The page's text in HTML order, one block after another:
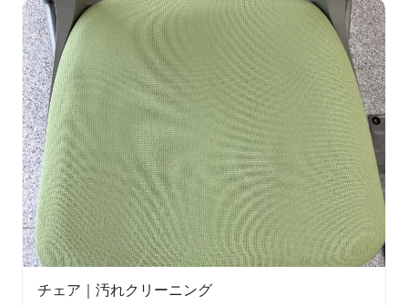
チェア｜汚れクリーニング